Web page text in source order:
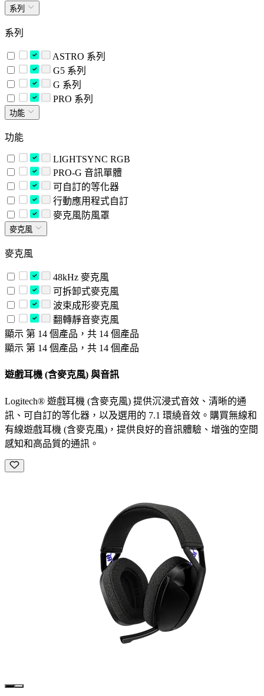
系列
系列
ASTRO 系列
G5 系列
G 系列
PRO 系列
功能
功能
LIGHTSYNC RGB
PRO-G 音訊單體
可自訂的等化器
行動應用程式自訂
麥克風防風罩
麥克風
麥克風
48kHz 麥克風
可拆卸式麥克風
波束成形麥克風
翻轉靜音麥克風
顯示 第 14 個產品，共 14 個產品
顯示 第 14 個產品，共 14 個產品
遊戲耳機 (含麥克風) 與音訊
Logitech® 遊戲耳機 (含麥克風) 提供沉浸式音效、清晰的通
訊、可自訂的等化器，以及選用的 7.1 環繞音效。購買無線和
有線遊戲耳機 (含麥克風)，提供良好的音訊體驗、增強的空間
感知和高品質的通訊。